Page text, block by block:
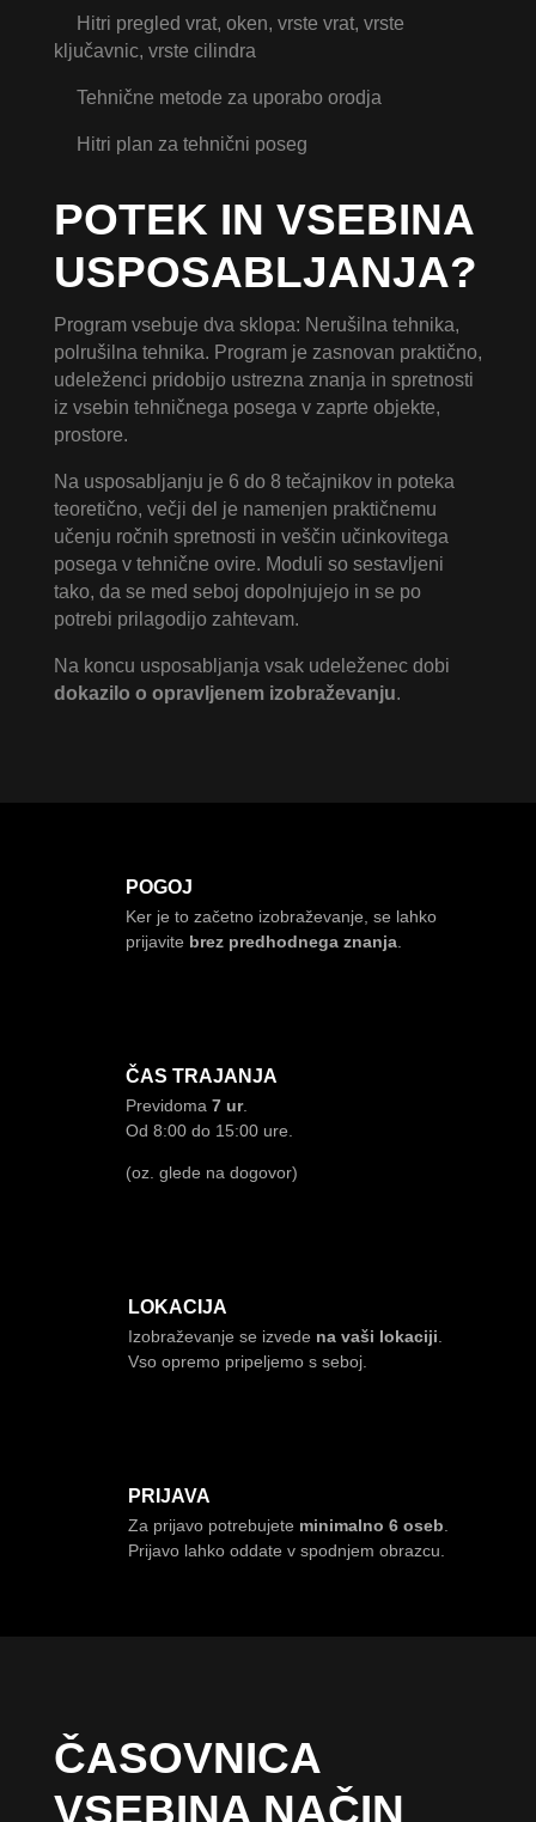
Hitri pregled vrat, oken, vrste vrat, vrste
ključavnic, vrste cilindra
Tehnične metode za uporabo orodja
Hitri plan za tehnični poseg
POTEK IN VSEBINA
USPOSABLJANJA?
Program vsebuje dva sklopa: Nerušilna tehnika,
polrušilna tehnika. Program je zasnovan praktično,
udeleženci pridobijo ustrezna znanja in spretnosti
iz vsebin tehničnega posega v zaprte objekte,
prostore.
Na usposabljanju je 6 do 8 tečajnikov in poteka
teoretično, večji del je namenjen praktičnemu
učenju ročnih spretnosti in veščin učinkovitega
posega v tehnične ovire. Moduli so sestavljeni
tako, da se med seboj dopolnjujejo in se po
potrebi prilagodijo zahtevam.
Na koncu usposabljanja vsak udeleženec dobi
dokazilo o opravljenem izobraževanju.
POGOJ
Ker je to začetno izobraževanje, se lahko
prijavite brez predhodnega znanja.
ČAS TRAJANJA
Previdoma 7 ur.
Od 8:00 do 15:00 ure.
(oz. glede na dogovor)
LOKACIJA
Izobraževanje se izvede na vaši lokaciji
Vso opremo pripeljemo s seboj.
PRIJAVA
Za prijavo potrebujete minimalno 6 oseb
Prijavo lahko oddate v spodnjem obrazcu.
ČASOVNICA
VSEBINA NAČIN